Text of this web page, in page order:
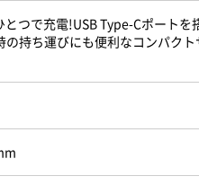
つで充電!USB Type-Cポートを
持ち運びにも便利なコンパク